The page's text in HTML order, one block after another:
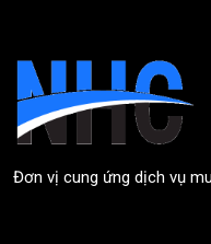
Đơn vị cung ứng dịch vụ